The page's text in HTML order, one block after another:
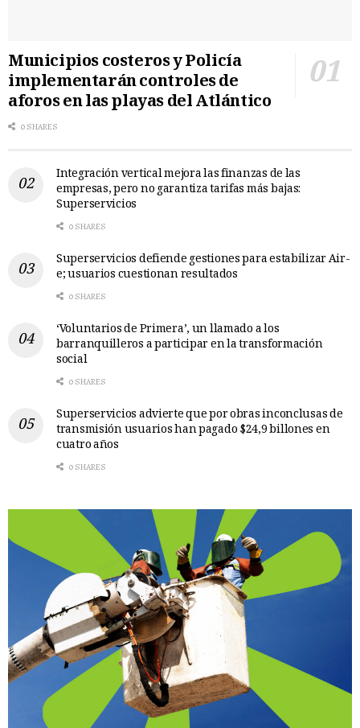
Municipios costeros y Policía
implementarán controles de
aforos en las playas del Atlántico
0 SHARES
Integración vertical mejora las finanzas de las
empresas, pero no garantiza tarifas más bajas:
Superservicios
0 SHARES
Superservicios defiende gestiones para estabilizar Air-
e; usuarios cuestionan resultados
0 SHARES
‘Voluntarios de Primera’, un llamado a los
barranquilleros a participar en la transformación
social
0 SHARES
Superservicios advierte que por obras inconclusas de
transmisión usuarios han pagado $24,9 billones en
cuatro años
0 SHARES